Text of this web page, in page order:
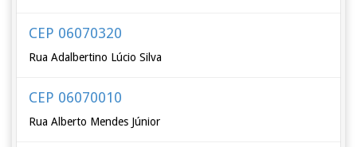
CEP 06070320
Rua Adalbertino Lúcio Silva
CEP 06070010
Rua Alberto Mendes Júnior